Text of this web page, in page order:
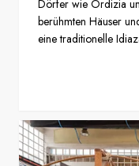
Dörfer wie Ordizia
berühmten Häuser
eine traditionelle